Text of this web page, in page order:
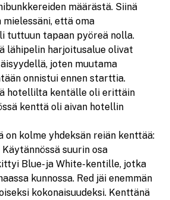
määrästä. Siinä
mielessäni, että oma
tuttuun tapaan pyöreä nolla.
lähipelin harjoitusalue olivat
joten muutama
onnistui ennen starttia.
hotellilta kentälle oli erittäin
kenttä oli aivan hotellin
on kolme yhdeksän reiän kenttää:
Käytännössä suurin osa
Blue- ja White-kentille, jotka
kunnossa. Red jäi enemmän
kokonaisuudeksi. Kenttänä